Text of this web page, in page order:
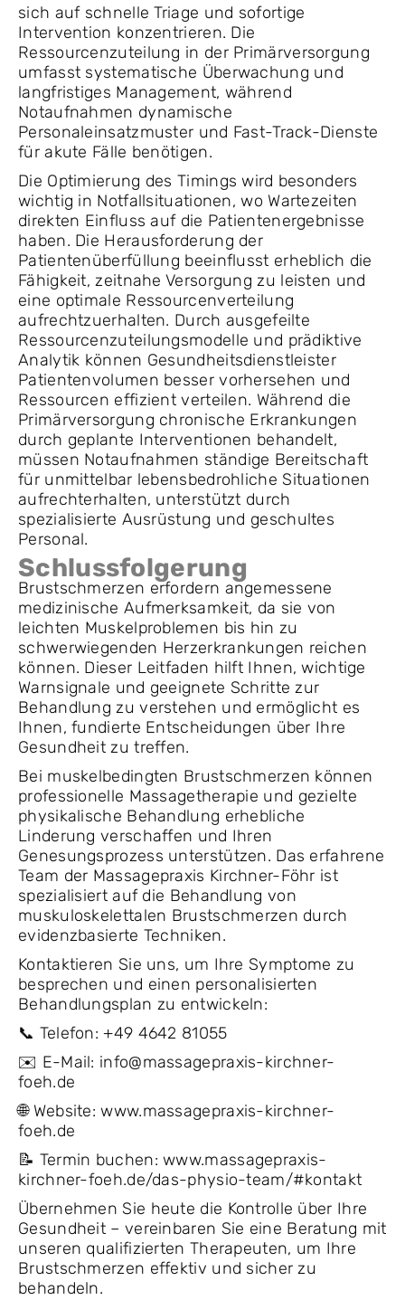
sich auf schnelle Triage und sofortige
Intervention konzentrieren. Die
Ressourcenzuteilung in der Primärversorgung
umfasst systematische Überwachung und
langfristiges Management, während
Notaufnahmen dynamische
Personaleinsatzmuster und Fast-Track-Dienste
für akute Fälle benötigen.
Die Optimierung des Timings wird besonders
wichtig in Notfallsituationen, wo Wartezeiten
direkten Einfluss auf die Patientenergebnisse
haben. Die Herausforderung der
Patientenüberfüllung beeinflusst erheblich die
Fähigkeit, zeitnahe Versorgung zu leisten und
eine optimale Ressourcenverteilung
aufrechtzuerhalten. Durch ausgefeilte
Ressourcenzuteilungsmodelle und prädiktive
Analytik können Gesundheitsdienstleister
Patientenvolumen besser vorhersehen und
Ressourcen effizient verteilen. Während die
Primärversorgung chronische Erkrankungen
durch geplante Interventionen behandelt,
müssen Notaufnahmen ständige Bereitschaft
für unmittelbar lebensbedrohliche Situationen
aufrechterhalten, unterstützt durch
spezialisierte Ausrüstung und geschultes
Personal.
Schlussfolgerung
Brustschmerzen erfordern angemessene
medizinische Aufmerksamkeit, da sie von
leichten Muskelproblemen bis hin zu
schwerwiegenden Herzerkrankungen reichen
können. Dieser Leitfaden hilft Ihnen, wichtige
Warnsignale und geeignete Schritte zur
Behandlung zu verstehen und ermöglicht es
Ihnen, fundierte Entscheidungen über Ihre
Gesundheit zu treffen.
Bei muskelbedingten Brustschmerzen können
professionelle Massagetherapie und gezielte
physikalische Behandlung erhebliche
Linderung verschaffen und Ihren
Genesungsprozess unterstützen. Das erfahrene
Team der Massagepraxis Kirchner-Föhr ist
spezialisiert auf die Behandlung von
muskuloskelettalen Brustschmerzen durch
evidenzbasierte Techniken.
Kontaktieren Sie uns, um Ihre Symptome zu
besprechen und einen personalisierten
Behandlungsplan zu entwickeln:
📞 Telefon: +49 4642 81055
✉️ E-Mail: info@massagepraxis-kirchner-
foeh.de
🌐 Website: www.massagepraxis-kirchner-
foeh.de
📝 Termin buchen: www.massagepraxis-
kirchner-foeh.de/das-physio-team/#kontakt
Übernehmen Sie heute die Kontrolle über Ihre
Gesundheit – vereinbaren Sie eine Beratung mit
unseren qualifizierten Therapeuten, um Ihre
Brustschmerzen effektiv und sicher zu
behandeln.